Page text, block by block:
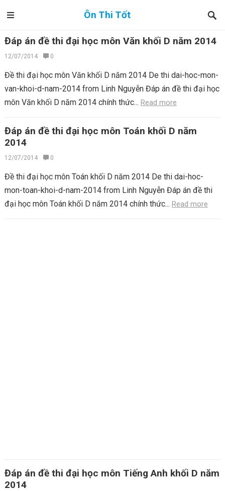
Ôn Thi Tốt
Đáp án đề thi đại học môn Văn khối D năm 2014
12/07/2014 0
Đề thi đại học môn Văn khối D năm 2014 De thi dai-hoc-mon-
van-khoi-d-nam-2014 from Linh Nguyễn Đáp án đề thi đại học
môn Văn khối D năm 2014 chính thức... Read more
Đáp án đề thi đại học môn Toán khối D năm
2014
12/07/2014 0
Đề thi đại học môn Toán khối D năm 2014 De thi dai-hoc-
mon-toan-khoi-d-nam-2014 from Linh Nguyễn Đáp án đề thi
đại học môn Toán khối D năm 2014 chính thức... Read more
Đáp án đề thi đại học môn Tiếng Anh khối D năm
2014